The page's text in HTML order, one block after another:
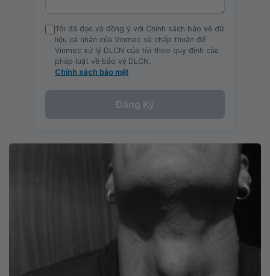
Tôi đã đọc và đồng ý với Chính sách bảo vệ dữ
liệu cá nhân của Vinmec và chấp thuận để
Vinmec xử lý DLCN của tôi theo quy định của
pháp luật về bảo vệ DLCN.
Chính sách bảo mật
Đăng Ký